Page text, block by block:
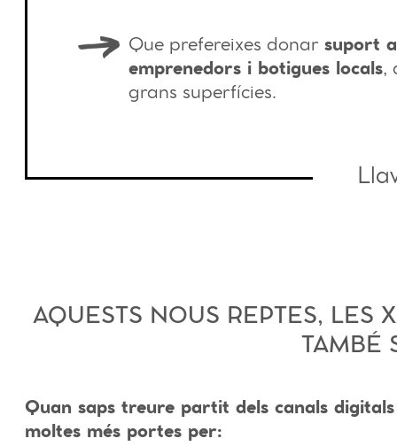
Que prefereixes donarsuport
emprenedors i botigues locals,
grans superfícies.
AQUESTS NOUS REPTES, LES
TAMBÉ
Quan saps treure partit dels canals
moltes més portes per: